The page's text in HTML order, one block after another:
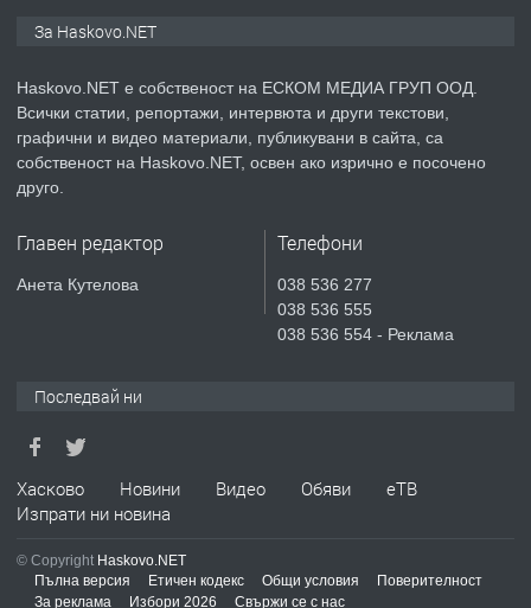
преди 6 дни
ПРЕДЛАГА
Продавам парцел в гр. Хасково кв.
СГЛОБЯВАНЕ НА МЕБЕЛИ.
ПРЕДЛАГА
№4119 Едностаен обзаведен
За Haskovo.NET
Haskovo.NET е собственост на ЕСКОМ МЕДИА ГРУП ООД.
Всички статии, репортажи, интервюта и други текстови,
графични и видео материали, публикувани в сайта, са
собственост на Haskovo.NET, освен ако изрично е посочено
друго.
Главен редактор
Анета Кутелова
Телефони
038 536 277
038 536 555
038 536 554 - Реклама
Последвай ни
Хасково Новини Видео Обяви
еТВ
Изпрати ни новина
© Copyright Haskovo.NET
Пълна версия
Етичен кодекс Общи условия
Поверителност
За реклама
Избори 2026 Свържи се с нас